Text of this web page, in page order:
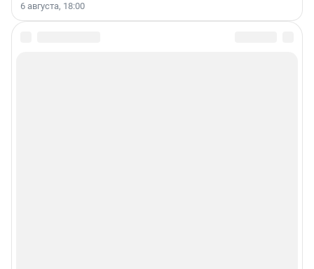
6 августа, 18:00